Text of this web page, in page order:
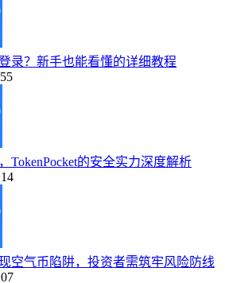
录？新手也能看懂的详细教程
TokenPocket的安全实力深度解析
空气币陷阱，投资者需筑牢风险防线